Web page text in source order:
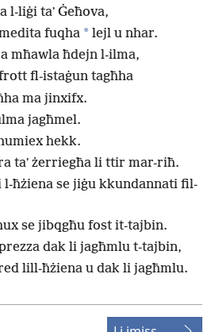
l-liġi taʼ Ġeħova,
fuqha * lejl u nhar.
mħawla ħdejn l-ilma,
fl-istaġun tagħha
ma jinxifx.
jagħmel.
hekk.
taʼ żerriegħa li ttir mar-riħ.
ħżiena se jiġu kkundannati fil-
se jibqgħu fost it-tajbin.
dak li jagħmlu t-tajbin,
lill-ħżiena u dak li jagħmlu.